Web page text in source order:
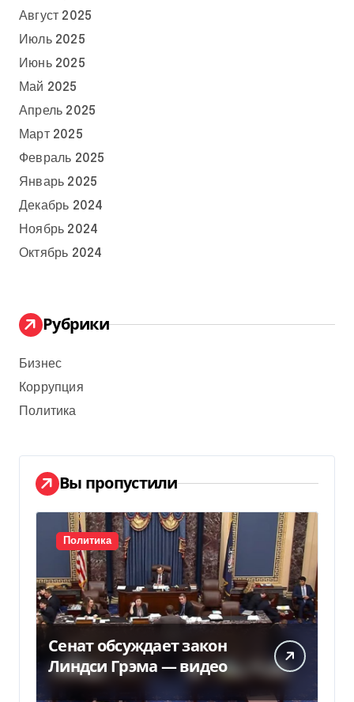
Август 2025
Июль 2025
Июнь 2025
Май 2025
Апрель 2025
Март 2025
Февраль 2025
Январь 2025
Декабрь 2024
Ноябрь 2024
Октябрь 2024
Рубрики
Бизнес
Коррупция
Политика
Вы пропустили
Политика
Сенат обсуждает закон
Линдси Грэма — видео